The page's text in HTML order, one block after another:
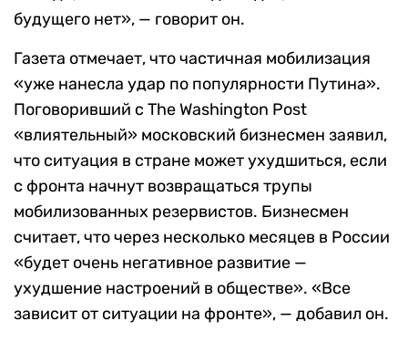
будущего нет», — говорит он.
Газета отмечает, что частичная мобилизация
«уже нанесла удар по популярности Путина».
Поговоривший с The Washington Post
«влиятельный» московский бизнесмен заявил,
что ситуация в стране может ухудшиться, если
с фронта начнут возвращаться трупы
мобилизованных резервистов. Бизнесмен
считает, что через несколько месяцев в России
«будет очень негативное развитие —
ухудшение настроений в обществе». «Все
зависит от ситуации на фронте», — добавил он.